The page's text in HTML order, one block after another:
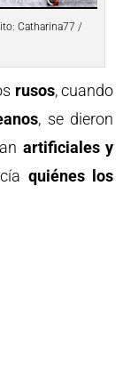
Catharina77 /
rusos, cuando
, se dieron
artificiales y
quiénes los